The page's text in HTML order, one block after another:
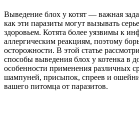
Выведение блох у котят — важная
как эти паразиты могут вызывать
здоровьем. Котята более уязвимы к
аллергическим реакциям, поэтому
осторожности. В этой статье
способы выведения блох у котенка в
особенности применения различных
шампуней, присыпок, спреев и
вашего питомца от паразитов.